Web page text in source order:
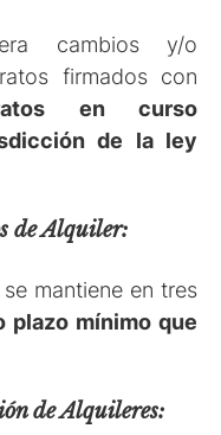
cambios y/o
firmados con
en curso
de la ley
de Alquiler:
mantiene en tres
plazo mínimo que
de Alquileres: